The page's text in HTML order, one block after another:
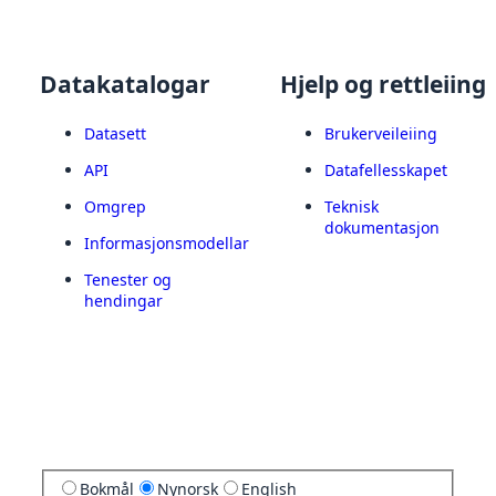
Datakatalogar
Datasett
API
Omgrep
Informasjonsmodellar
Tenester og
hendingar
Hjelp og rettleiing
Brukerveileiing
Datafellesskapet
Teknisk
dokumentasjon
Bokmål Nynorsk English